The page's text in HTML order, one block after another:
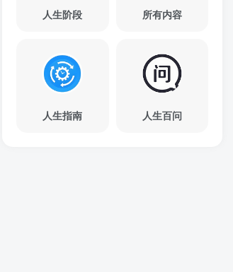
人生阶段 所有内容
人生指南 人生百问